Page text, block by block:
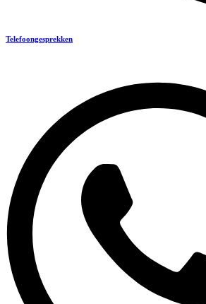
Telefoongesprekken